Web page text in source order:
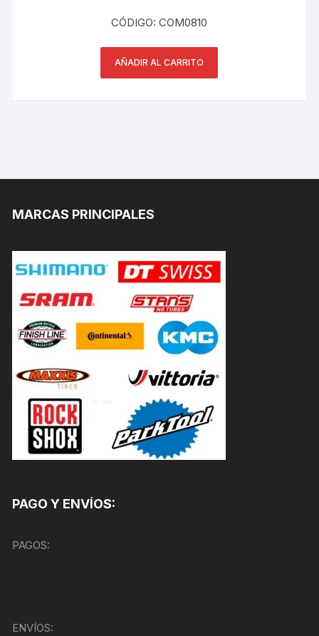
CÓDIGO: COM0810
AÑADIR AL CARRITO
MARCAS PRINCIPALES
PAGO Y ENVÍOS:
PAGOS:
ENVÍOS: